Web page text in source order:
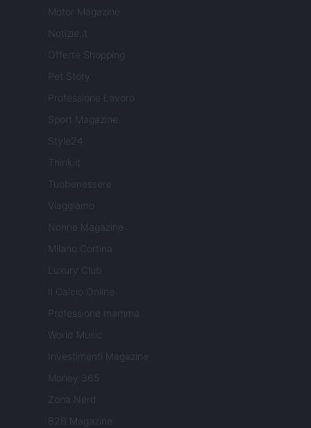
Motor Magazine
Notizie.it
Offerte Shopping
Pet Story
Professione Lavoro
Sport Magazine
Style24
Think.it
Tuobenessere
Viaggiamo
Nonne Magazine
Milano Cortina
Luxury Club
Il Calcio Online
Professione mamma
World Music
Investimenti Magazine
Money 365
Zona Nerd
B2B Magazine